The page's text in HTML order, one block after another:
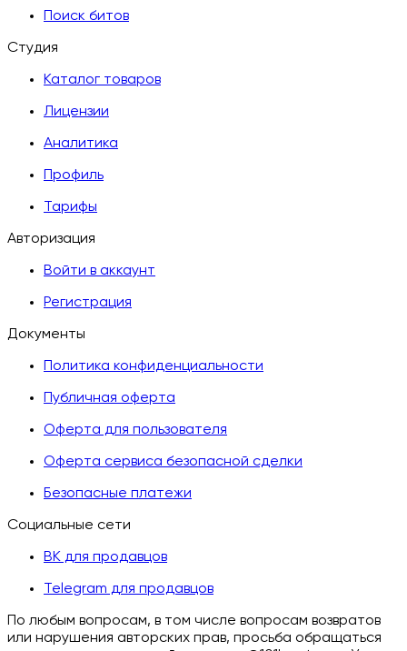
Поиск битов
Студия
Каталог товаров
Лицензии
Аналитика
Профиль
Тарифы
Авторизация
Войти в аккаунт
Регистрация
Документы
Политика конфиденциальности
Публичная оферта
Оферта для пользователя
Оферта сервиса безопасной сделки
Безопасные платежи
Социальные сети
ВК для продавцов
Telegram для продавцов
По любым вопросам, в том числе вопросам возвратов
или нарушения авторских прав, просьба обращаться